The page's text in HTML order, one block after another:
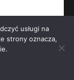
usługi na
strony oznacza,